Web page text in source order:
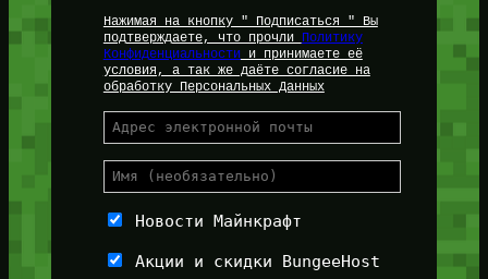
Нажимая на кнопку " Подписаться " Вы
подтверждаете, что прочли Политику
Конфиденциальностии принимаете её
условия, а так же даёте согласие на
обработку Персональных Данных
Новости Майнкрафт
Акции и скидки BungeeHost